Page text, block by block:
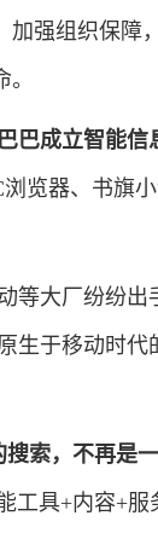
强组织保障
巴成立智能信
览器、书旗
大厂纷纷出
生于移动时
搜索，不再是
工具+内容+